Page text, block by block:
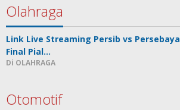
Olahraga
Link Live Streaming Persib vs Persebaya
Final Pial…
Di OLAHRAGA
Otomotif